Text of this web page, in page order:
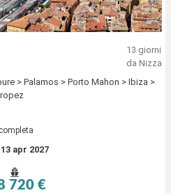
13 giorni
da Nizza
> Palamos > Porto Mahon > Ibiza >
apr 2027
720 €